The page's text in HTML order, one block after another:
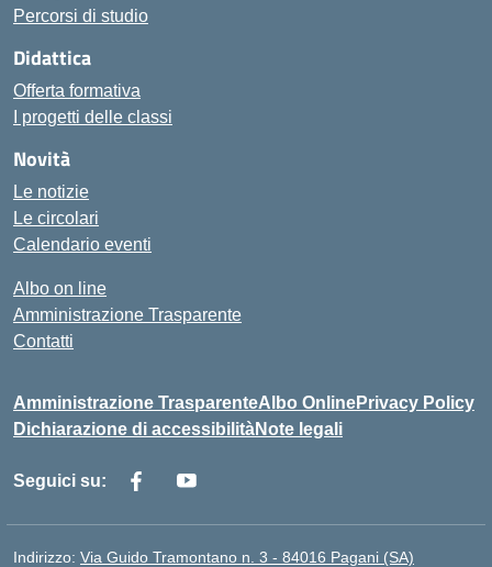
Percorsi di studio
Didattica
Offerta formativa
I progetti delle classi
Novità
Le notizie
Le circolari
Calendario eventi
Albo on line
Amministrazione Trasparente
Contatti
Amministrazione TrasparenteAlbo OnlinePrivacy Policy
Dichiarazione di accessibilitàNote legali
Seguici su:
Indirizzo: Via Guido Tramontano n. 3 - 84016 Pagani (SA)